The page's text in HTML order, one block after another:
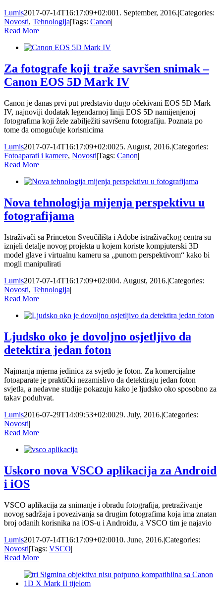
Lumis2017-07-14T16:17:09+02:001. September, 2016.|Categories:
Novosti, Tehnologija|Tags: Canon|
Read More
Za fotografe koji traže savršen snimak –
Canon EOS 5D Mark IV
Canon je danas prvi put predstavio dugo očekivani EOS 5D Mark
IV, najnoviji dodatak legendarnoj liniji EOS 5D namijenjenoj
fotografima koji žele zabilježiti savršenu fotografiju. Poznata po
tome da omogućuje korisnicima
Lumis2017-07-14T16:17:09+02:0025. August, 2016.|Categories:
Fotoaparati i kamere, Novosti|Tags: Canon|
Read More
Nova tehnologija mijenja perspektivu u
fotografijama
Istraživači sa Princeton Sveučilišta i Adobe istraživačkog centra su
iznjeli detalje novog projekta u kojem koriste kompjuterski 3D
model glave i virtualnu kameru sa „punom perspektivom“ kako bi
mogli manipulirati
Lumis2017-07-14T16:17:09+02:004. August, 2016.|Categories:
Novosti, Tehnologija|
Read More
Ljudsko oko je dovoljno osjetljivo da
detektira jedan foton
Najmanja mjerna jedinica za svjetlo je foton. Za komercijalne
fotoaparate je praktički nezamislivo da detektiraju jedan foton
svjetla, a nedavne studije pokazuju kako je ljudsko oko sposobno za
takav poduhvat.
Lumis2016-07-29T14:09:53+02:0029. July, 2016.|Categories:
Novosti|
Read More
Uskoro nova VSCO aplikacija za Android
i iOS
VSCO aplikacija za snimanje i obradu fotografija, pretraživanje
novog sadržaja i povezivanja sa drugim fotografima koja ima znatan
broj odanih korisnika na iOS-u i Androidu, a VSCO tim je najavio
Lumis2017-07-14T16:17:09+02:0010. June, 2016.|Categories:
Novosti|Tags: VSCO|
Read More